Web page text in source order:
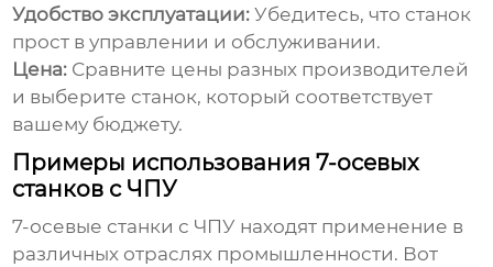
Удобство эксплуатации: Убедитесь, что станок
прост в управлении и обслуживании.
Цена: Сравните цены разных производителей
и выберите станок, который соответствует
вашему бюджету.
Примеры использования 7-осевых
станков с ЧПУ
7-осевые станки с ЧПУ находят применение в
различных отраслях промышленности. Вот